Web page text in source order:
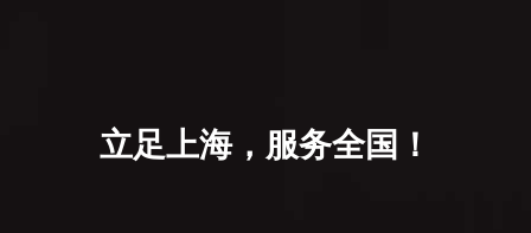
立足上海，服务全国！